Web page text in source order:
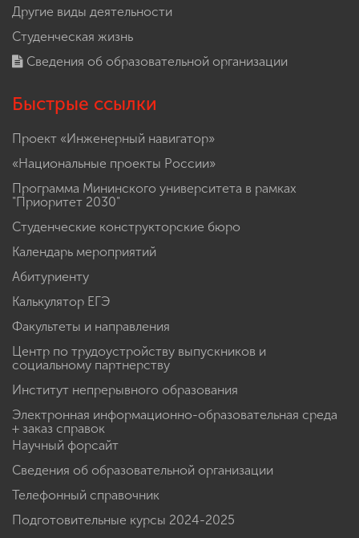
Международная деятельность
Другие виды деятельности
Студенческая жизнь
Быстрые ссылки
Проект «Инженерный навигатор»
«Национальные проекты России»
"Приоритет 2030"
Студенческие конструкторские бюро
Календарь мероприятий
Абитуриенту
Калькулятор ЕГЭ
Факультеты и направления
социальному партнерству
Институт непрерывного образования
Электронная информационно-образовательная среда
+ заказ справок
Научный форсайт
Сведения об образовательной организации
Телефонный справочник